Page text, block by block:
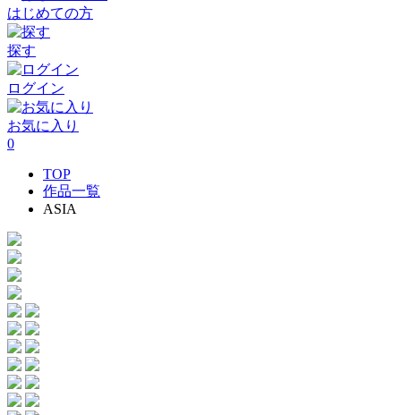
はじめての方
探す
ログイン
お気に入り
0
TOP
作品一覧
ASIA